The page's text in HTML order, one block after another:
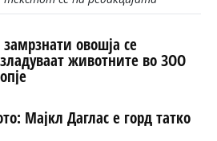
замрзнати овошја се
животните во ЗОО
Мајкл Даглас е горд татко